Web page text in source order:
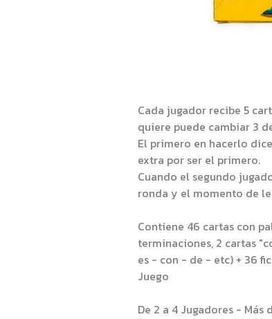
Cada jugador recibe 5
quiere puede cambiar 3
El primero en hacerlo
extra por ser el primero.
Cuando el segundo
ronda y el momento de
Contiene 46 cartas con
terminaciones, 2 cartas
es - con - de - etc) + 36
Juego
De 2 a 4 Jugadores - Más